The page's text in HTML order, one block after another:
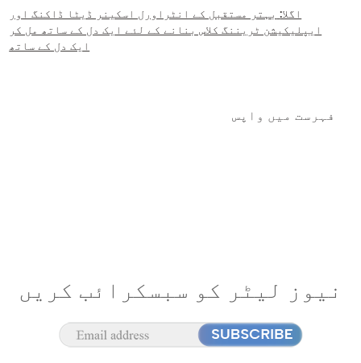
اگلا: بہتر مستقبل کے انٹراورل اسکینر ڈیٹا ڈاکنگ اور
ایپلیکیشن ٹریننگ کلاس بنانے کے لئے ایک دل کے ساتھ مل کر
ایک دل کے ساتھ
فہرست میں واپس
نیوز لیٹر کو سبسکرائب کریں